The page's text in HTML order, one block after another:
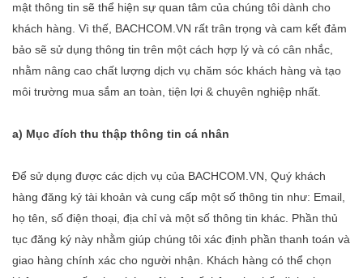
mật thông tin sẽ thể hiện sự quan tâm của chúng tôi dành cho
khách hàng. Vì thế, BACHCOM.VN rất trân trọng và cam kết đảm
bảo sẽ sử dụng thông tin trên một cách hợp lý và có cân nhắc,
nhằm nâng cao chất lượng dịch vụ chăm sóc khách hàng và tạo
môi trường mua sắm an toàn, tiện lợi & chuyên nghiệp nhất.
a) Mục đích thu thập thông tin cá nhân
Để sử dụng được các dịch vụ của BACHCOM.VN, Quý khách
hàng đăng ký tài khoản và cung cấp một số thông tin như: Email,
họ tên, số điện thoại, địa chỉ và một số thông tin khác. Phần thủ
tục đăng k‎ý này nhằm giúp chúng tôi xác định phần thanh toán và
giao hàng chính xác cho người nhận. Khách hàng có thể chọn